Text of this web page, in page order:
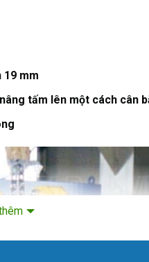
19 mm
nâng tấm lên một cách cân